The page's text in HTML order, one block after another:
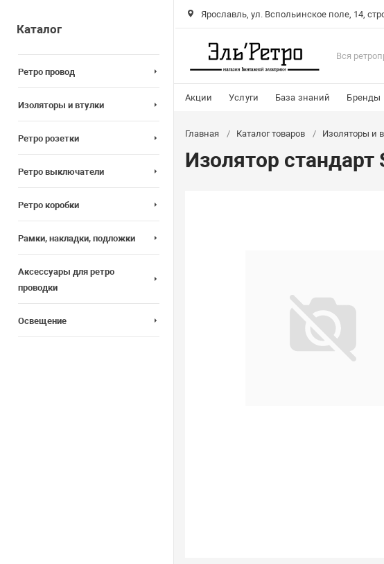
Ярославль, ул. Вспольинское поле, 14,
Вся
Акции Услуги База знаний Бренды
Каталог
Ретро провод
Изоляторы и втулки
Ретро розетки
Ретро выключатели
Ретро коробки
Рамки, накладки, подложки
Аксессуары для ретро
проводки
Освещение
Главная Каталог товаров Изоляторы и
Изолятор